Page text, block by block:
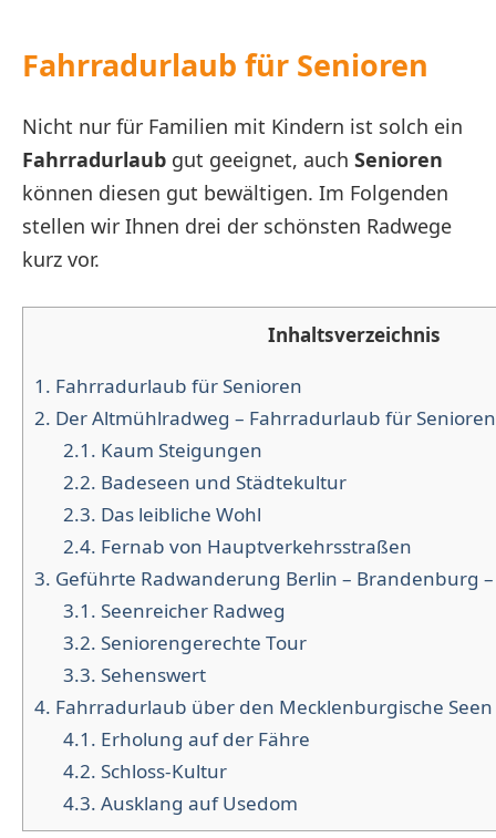
Fahrradurlaub für Senioren
Nicht nur für Familien mit Kindern ist solch ein
Fahrradurlaub gut geeignet, auch Senioren
können diesen gut bewältigen. Im Folgenden
stellen wir Ihnen drei der schönsten Radwege
kurz vor.
Inhaltsverzeichnis
1. Fahrradurlaub für Senioren
2. Der Altmühlradweg – Fahrradurlaub für
2.1. Kaum Steigungen
2.2. Badeseen und Städtekultur
2.3. Das leibliche Wohl
2.4. Fernab von Hauptverkehrsstraßen
3. Geführte Radwanderung Berlin – Brandenburg
3.1. Seenreicher Radweg
3.2. Seniorengerechte Tour
3.3. Sehenswert
4. Fahrradurlaub über den Mecklenburgische
4.1. Erholung auf der Fähre
4.2. Schloss-Kultur
4.3. Ausklang auf Usedom